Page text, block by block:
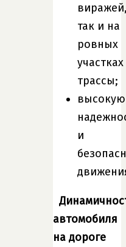
так и на
ровных
участках
трассы;
высокую
и
автомобиля
на дороге